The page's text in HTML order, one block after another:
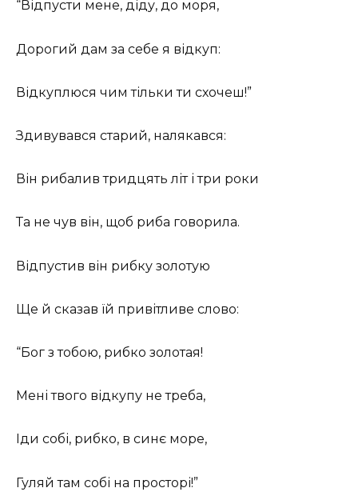
“Відпусти мене, діду, до моря,
Дорогий дам за себе я відкуп:
Відкуплюся чим тільки ти схочеш!”
Здивувався старий, налякався:
Він рибалив тридцять літ і три роки
Та не чув він, щоб риба говорила.
Відпустив він рибку золотую
Ще й сказав їй привітливе слово:
“Бог з тобою, рибко золотая!
Мені твого відкупу не треба,
Іди собі, рибко, в синє море,
Гуляй там собі на просторі!”